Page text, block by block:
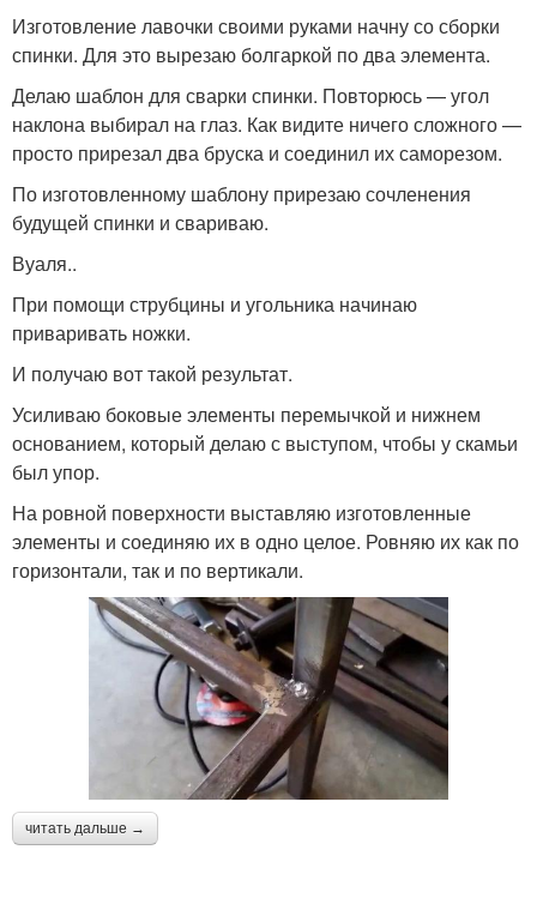
Изготовление лавочки своими руками начну со сборки
спинки. Для это вырезаю болгаркой по два элемента.
Делаю шаблон для сварки спинки. Повторюсь — угол
наклона выбирал на глаз. Как видите ничего сложного —
просто прирезал два бруска и соединил их саморезом.
По изготовленному шаблону прирезаю сочленения
будущей спинки и свариваю.
Вуаля..
При помощи струбцины и угольника начинаю
приваривать ножки.
И получаю вот такой результат.
Усиливаю боковые элементы перемычкой и нижнем
основанием, который делаю с выступом, чтобы у скамьи
был упор.
На ровной поверхности выставляю изготовленные
элементы и соединяю их в одно целое. Ровняю их как по
горизонтали, так и по вертикали.
читать дальше →